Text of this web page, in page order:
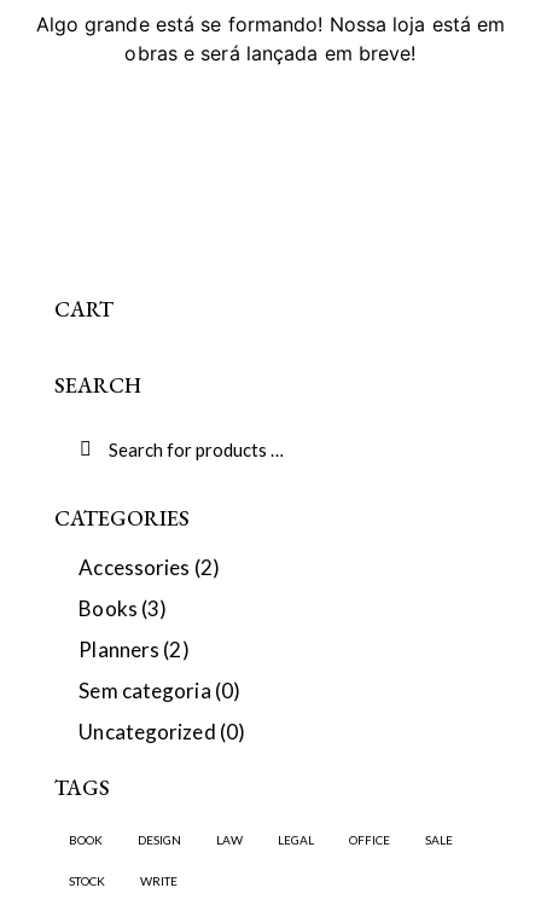
Algo grande está se formando! Nossa loja está em
obras e será lançada em breve!
CART
SEARCH
CATEGORIES
Accessories (2)
Books (3)
Planners (2)
Sem categoria (0)
Uncategorized (0)
TAGS
BOOK DESIGN LAW LEGAL OFFICE SALE
STOCK WRITE